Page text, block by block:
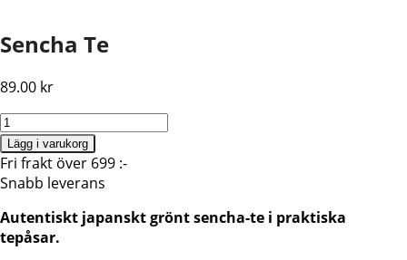
Sencha Te
89.00 kr
Te,
Sencha,
grönt
te
Tepåsar
40G
Lägg i varukorg
Fri frakt över 699 :-
Snabb leverans
Autentiskt japanskt grönt sencha-te i praktiska
tepåsar.